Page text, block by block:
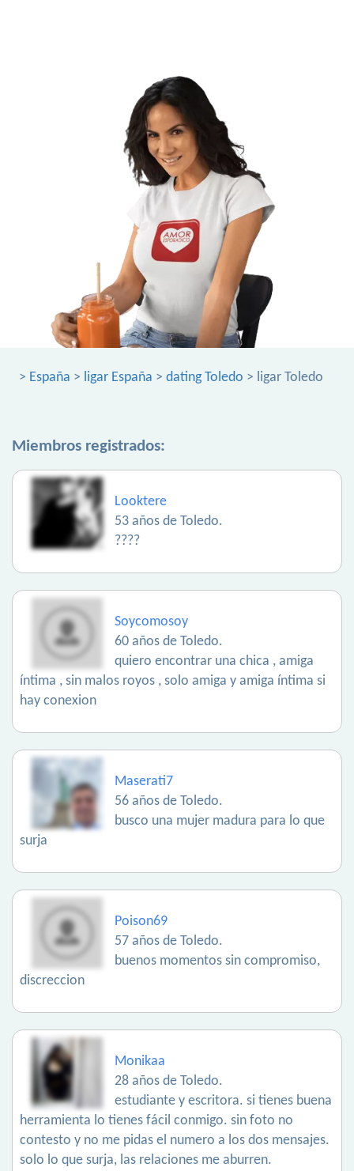
> España > ligar España > dating Toledo > ligar Toledo
Miembros registrados:
Looktere
53 años de Toledo.
????
Soycomosoy
60 años de Toledo.
quiero encontrar una chica , amiga
íntima , sin malos royos , solo amiga y amiga íntima si
hay conexion
Maserati7
56 años de Toledo.
busco una mujer madura para lo que
surja
Poison69
57 años de Toledo.
buenos momentos sin compromiso,
discreccion
Monikaa
28 años de Toledo.
estudiante y escritora. si tienes buena
herramienta lo tienes fácil conmigo. sin foto no
contesto y no me pidas el numero a los dos mensajes.
solo lo que surja, las relaciones me aburren.